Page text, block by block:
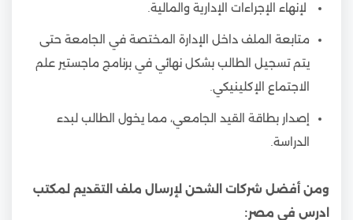
لإنهاء الإجراءات الإدارية والمالية.
متابعة الملف داخل الإدارة المختصة في الجامعة حتى
يتم تسجيل الطالب بشكل نهائي في برنامج ماجستير علم
الاجتماع الإكلينيكي.
إصدار بطاقة القيد الجامعي، مما يخول الطالب لبدء
الدراسة.
ومن أفضل شركات الشحن لإرسال ملف التقديم لمكتب
ادرس في مصر: